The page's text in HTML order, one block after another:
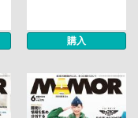
購入